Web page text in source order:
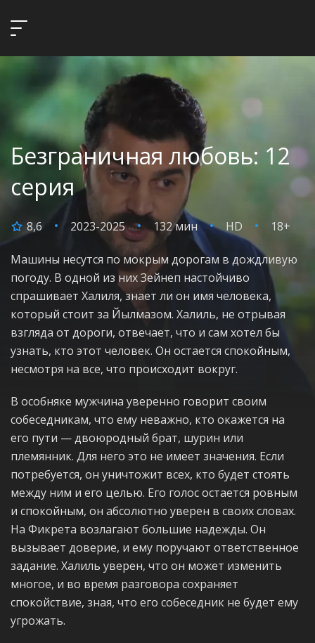
Безграничная любовь: 12
серия
8,6 2023-2025 132 мин HD 18+
Машины несутся по мокрым дорогам в дождливую
погоду. В одной из них Зейнеп настойчиво
спрашивает Халиля, знает ли он имя человека,
который стоит за Йылмазом. Халиль, не отрывая
взгляда от дороги, отвечает, что и сам хотел бы
узнать, кто этот человек. Он остается спокойным,
несмотря на все, что происходит вокруг.
В особняке мужчина уверенно говорит своим
собеседникам, что ему неважно, кто окажется на
его пути — двоюродный брат, шурин или
племянник. Для него это не имеет значения. Если
потребуется, он уничтожит всех, кто будет стоять
между ним и его целью. Его голос остается ровным
и спокойным, он абсолютно уверен в своих словах.
На Фикрета возлагают большие надежды. Он
вызывает доверие, и ему поручают ответственное
задание. Халиль уверен, что он может изменить
многое, и во время разговора сохраняет
спокойствие, зная, что его собеседник не будет ему
угрожать.